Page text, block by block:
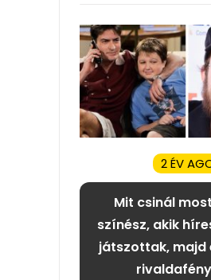
2 ÉV
Mit csinál
színész, akik
játszottak, majd